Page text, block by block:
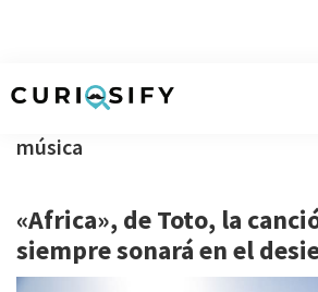
contenido
lateral
primaria
pie
página
Noticias
raudales
música
«Africa», de Toto, la
siempre sonará en el